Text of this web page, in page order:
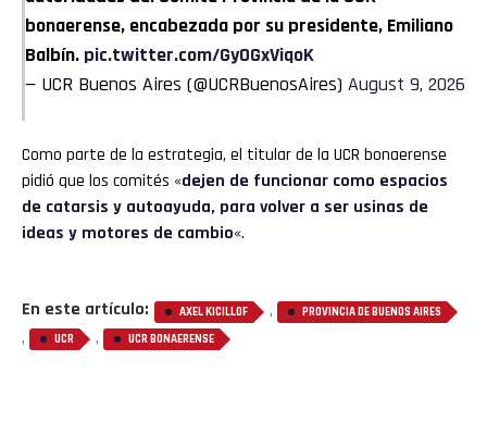
bonaerense, encabezada por su presidente, Emiliano
Balbín. pic.twitter.com/GyOGxViqoK
— UCR Buenos Aires (@UCRBuenosAires) August 9, 2026
Como parte de la estrategia, el titular de la UCR bonaerense
pidió que los comités «dejen de funcionar como espacios
de catarsis y autoayuda, para volver a ser usinas de
ideas y motores de cambio«.
En este artículo: AXEL KICILLOF , PROVINCIA DE BUENOS AIRES
, UCR , UCR BONAERENSE